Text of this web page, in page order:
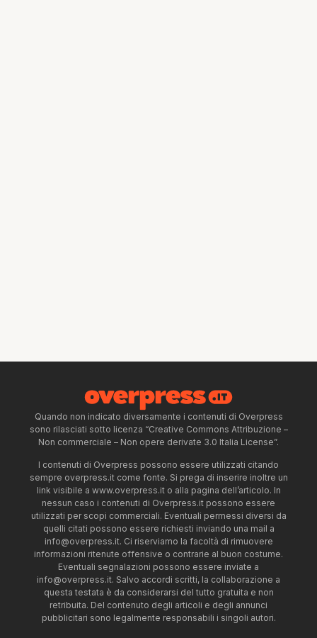
Quando non indicato diversamente i contenuti di Overpress
sono rilasciati sotto licenza “Creative Commons Attribuzione –
Non commerciale – Non opere derivate 3.0 Italia License”.
I contenuti di Overpress possono essere utilizzati citando
sempre overpress.it come fonte. Si prega di inserire inoltre un
link visibile a www.overpress.it o alla pagina dell’articolo. In
nessun caso i contenuti di Overpress.it possono essere
utilizzati per scopi commerciali. Eventuali permessi diversi da
quelli citati possono essere richiesti inviando una mail a
info@overpress.it. Ci riserviamo la facoltà di rimuovere
informazioni ritenute offensive o contrarie al buon costume.
Eventuali segnalazioni possono essere inviate a
info@overpress.it. Salvo accordi scritti, la collaborazione a
questa testata è da considerarsi del tutto gratuita e non
retribuita. Del contenuto degli articoli e degli annunci
pubblicitari sono legalmente responsabili i singoli autori.